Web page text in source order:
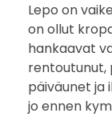
Lepo on
on ollut
hankaavat
rentoutunut,
päiväunet ja
jo ennen